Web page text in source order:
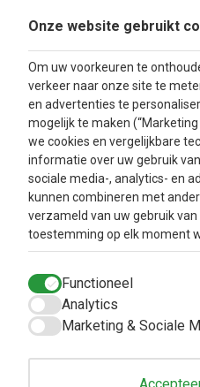
Onze website gebruikt
Om uw voorkeuren te
verkeer naar onze site te
en advertenties te
mogelijk te maken
we cookies en vergelijkbare
informatie over uw gebruik
sociale media-, analytics- en
kunnen combineren met
verzameld van uw gebruik
toestemming op elk moment
Functioneel
Analytics
Marketing & Sociale